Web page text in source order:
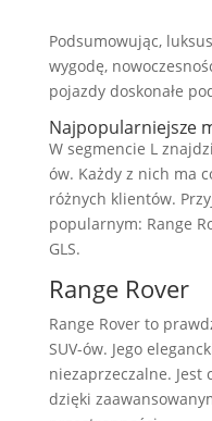
Podsumowując,
wygodę,
pojazdy doskonałe
Najpopularniejsze
W segmencie L
ów. Każdy z nich ma
różnych klientów.
popularnym: Range
GLS.
Range Rover
Range Rover to
SUV-ów. Jego
niezaprzeczalne.
dzięki